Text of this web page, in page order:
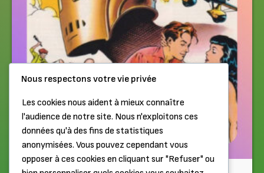
Nous respectons votre vie privée
Les cookies nous aident à mieux connaître
l'audience de notre site. Nous n'exploitons ces
données qu'à des fins de statistiques
anonymisées. Vous pouvez cependant vous
opposer à ces cookies en cliquant sur "Refuser" ou